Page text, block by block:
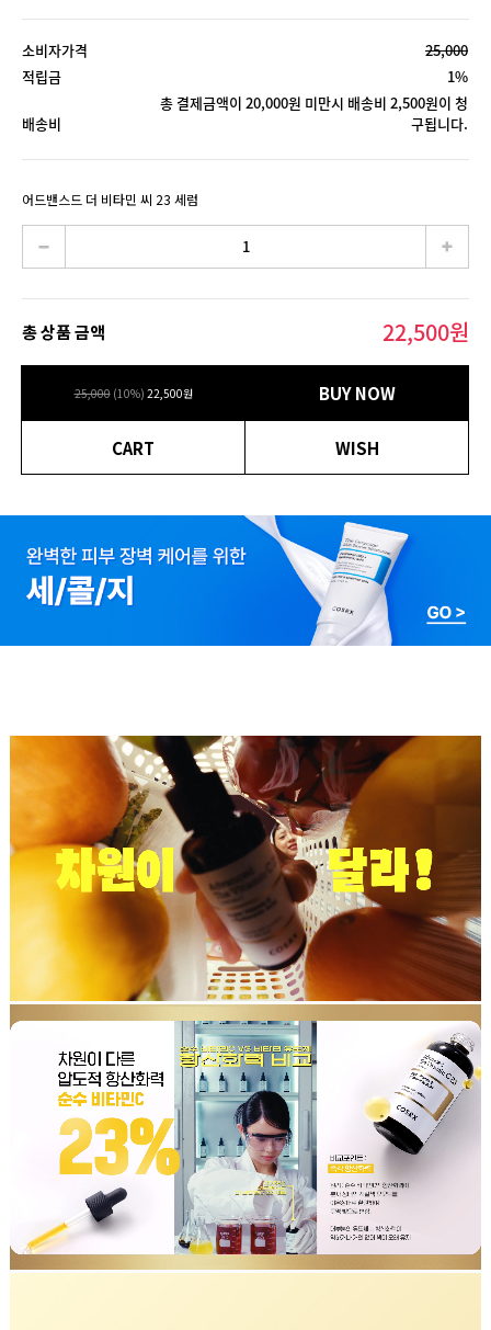
소비자가격
25,000
적립금
1%
배송비
총 결제금액이 20,000원 미만시 배송비 2,500원이 청
구됩니다.
어드밴스드 더 비타민 씨 23 세럼
총 상품 금액 22,500원
25,000 (10%) 22,500원 BUY NOW
CART WISH